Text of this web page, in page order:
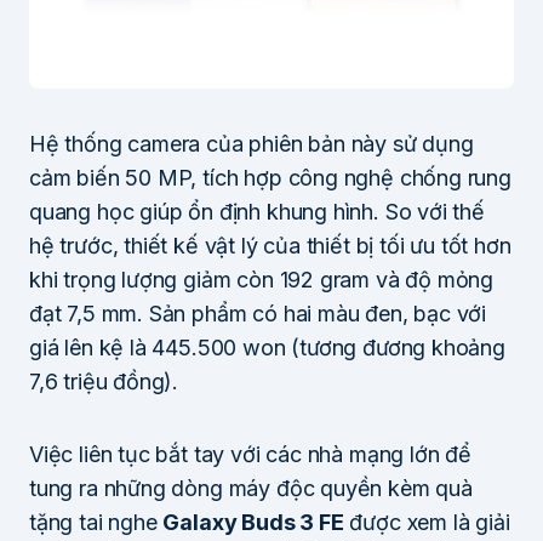
Hệ thống camera của phiên bản này sử dụng
cảm biến 50 MP, tích hợp công nghệ chống rung
quang học giúp ổn định khung hình. So với thế
hệ trước, thiết kế vật lý của thiết bị tối ưu tốt hơn
khi trọng lượng giảm còn 192 gram và độ mỏng
đạt 7,5 mm. Sản phẩm có hai màu đen, bạc với
giá lên kệ là 445.500 won (tương đương khoảng
7,6 triệu đồng).
Việc liên tục bắt tay với các nhà mạng lớn để
tung ra những dòng máy độc quyền kèm quà
tặng tai nghe Galaxy Buds 3 FE được xem là giải